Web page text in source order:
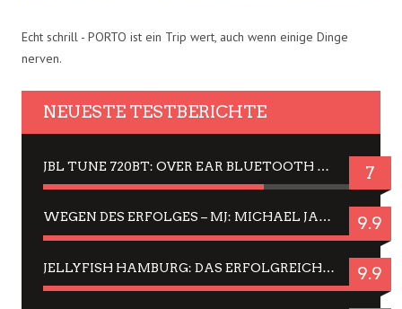
Echt schrill - PORTO ist ein Trip wert, auch wenn einige Dinge
nerven.
NEUESTE TESTBERICHTE
JBL TUNE 720BT: OVER EAR BLUETOOTH KOPFHÖRER UM DIE 50,-€ IM DAUER-TEST 7
WEGEN DES ERFOLGES – MJ: MICHAEL JACKSON MUSICAL IN EINER MATINEE SEHEN 9.9
JELLYFISH HAMBURG: DAS ERFOLGREICHE SOMMER-MENÜ 2025 IN GEFÜHLEN UND BILDERN 9.9